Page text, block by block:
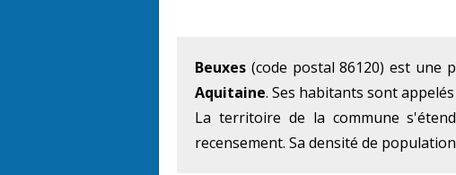
Beuxes (code postal 86120) est une
Aquitaine. Ses habitants sont
La territoire de la commune
recensement. Sa densité de